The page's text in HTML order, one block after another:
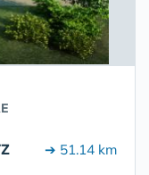
➔ 51.14 km